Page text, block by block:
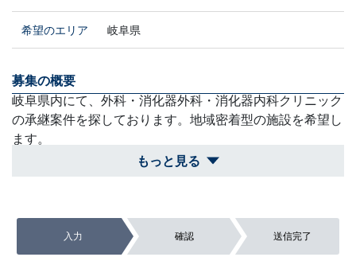
希望のエリア 岐阜県
募集の概要
岐阜県内にて、外科・消化器外科・消化器内科クリニック
の承継案件を探しております。地域密着型の施設を希望し
ます。
もっと見る
務先との退職時期等の調整を図りながら、双方に無理のな
いペースで着実に承継準備を進めさせていただきます。
入力 確認 送信完了